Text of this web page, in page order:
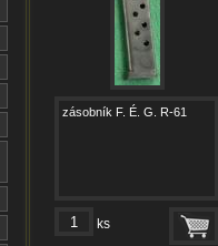
zásobník F. É. G. R-61
ks